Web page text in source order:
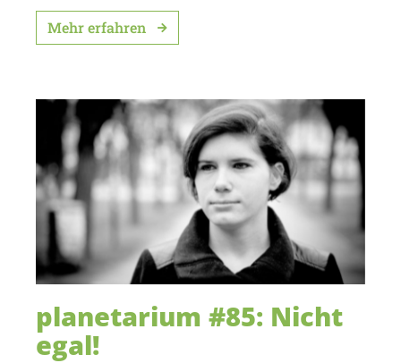
Mehr erfahren
planetarium #85: Nicht
egal!